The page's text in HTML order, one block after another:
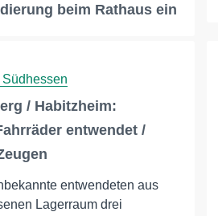
beim Rathaus ein
/ Habitzheim:
entwendet /
entwendeten aus
Lagerraum drei